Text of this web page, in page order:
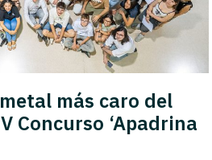
más caro del
Concurso ‘Apadrina